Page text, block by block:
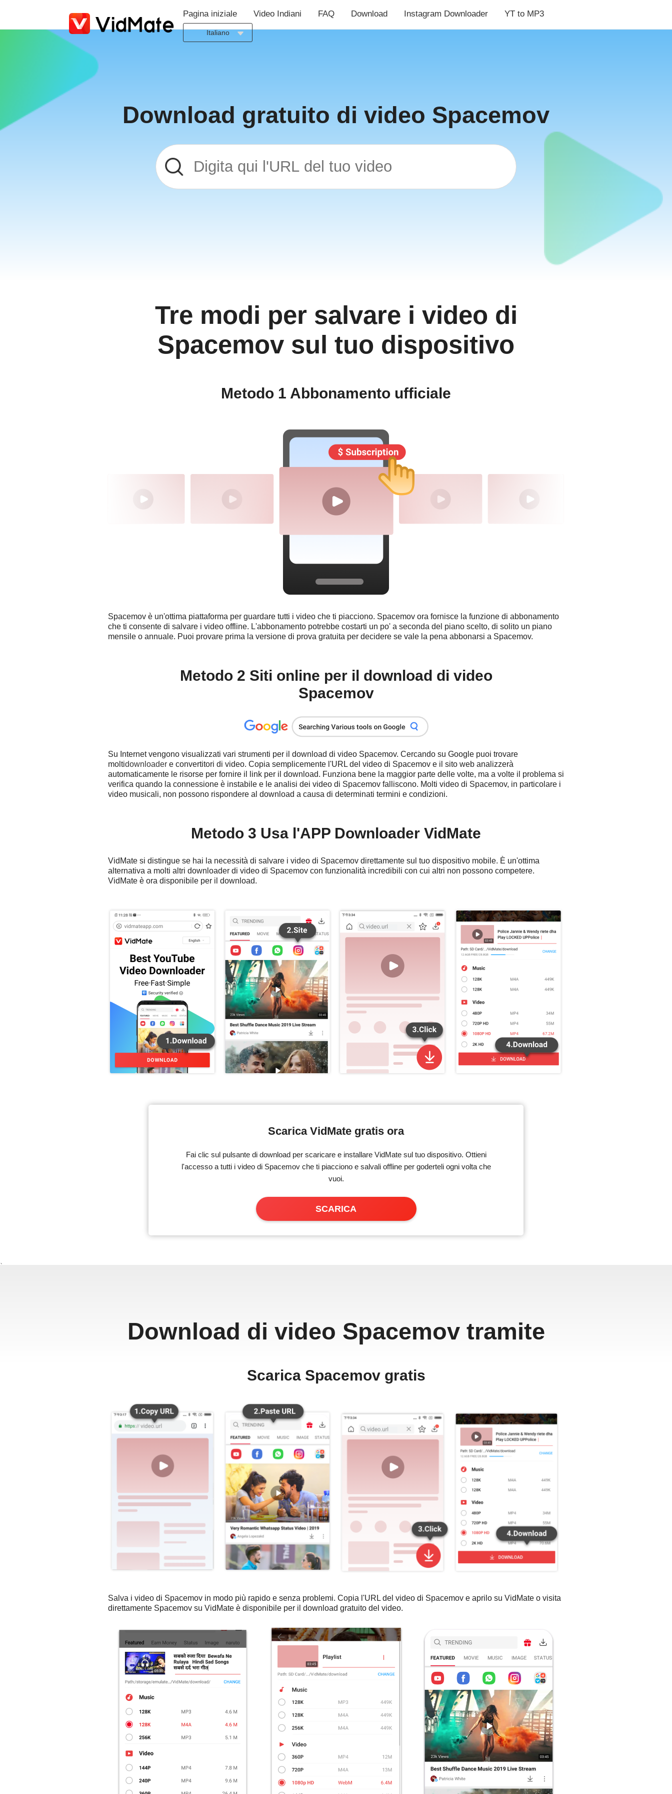
Pagina iniziale Video Indiani FAQ Download Instagram Downloader YT to MP3
Italiano
Français
Türkçe
Việt Nam
Download gratuito di video Spacemov
Tre modi per salvare i video di
Spacemov sul tuo dispositivo
Metodo 1 Abbonamento ufficiale
Spacemov è un'ottima piattaforma per guardare tutti i video che ti piacciono. Spacemov ora fornisce la funzione di abbonamento
che ti consente di salvare i video offline. L'abbonamento potrebbe costarti un po' a seconda del piano scelto, di solito un piano
mensile o annuale. Puoi provare prima la versione di prova gratuita per decidere se vale la pena abbonarsi a Spacemov.
Metodo 2 Siti online per il download di video
Spacemov
Su Internet vengono visualizzati vari strumenti per il download di video Spacemov. Cercando su Google puoi trovare
moltidownloadere convertitori di video. Copia semplicemente l'URL del video di Spacemov e il sito web analizzerà
automaticamente le risorse per fornire il link per il download. Funziona bene la maggior parte delle volte, ma a volte il problema si
verifica quando la connessione è instabile e le analisi dei video di Spacemov falliscono. Molti video di Spacemov, in particolare i
video musicali, non possono rispondere al download a causa di determinati termini e condizioni.
Metodo 3 Usa l'APP Downloader VidMate
VidMate si distingue se hai la necessità di salvare i video di Spacemov direttamente sul tuo dispositivo mobile. È un'ottima
alternativa a molti altri downloader di video di Spacemov con funzionalità incredibili con cui altri non possono competere.
VidMate è ora disponibile per il download.
Scarica VidMate gratis ora
Fai clic sul pulsante di download per scaricare e installare VidMate sul tuo dispositivo. Ottieni
l'accesso a tutti i video di Spacemov che ti piacciono e salvali offline per goderteli ogni volta che
vuoi.
SCARICA
、
Download di video Spacemov tramite
VidMate
Scarica Spacemov gratis
Salva i video di Spacemov in modo più rapido e senza problemi. Copia l'URL del video di Spacemov e aprilo su VidMate o visita
direttamente Spacemov su VidMate è disponibile per il download gratuito del video.